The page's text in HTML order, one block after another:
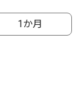
1か月